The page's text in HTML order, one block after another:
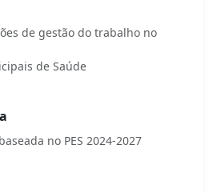
de gestão do trabalho no
de Saúde
no PES 2024-2027